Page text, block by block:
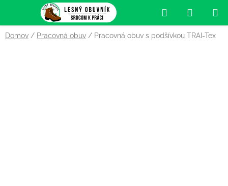
obsah
Hľadať
KOŠÍK
Domov / Pracovná obuv / Pracovná obuv s podšívkou TRAI-Tex